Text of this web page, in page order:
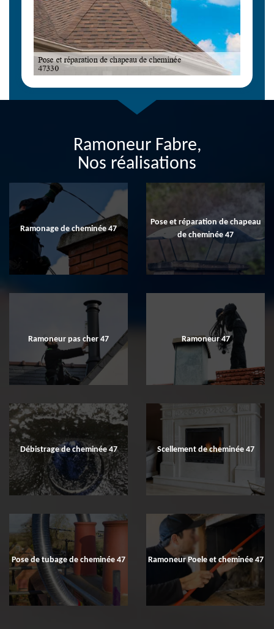
Ramoneur Fabre,
Nos réalisations
Ramonage de cheminée 47
Pose et réparation de chapeau
de cheminée 47
Ramoneur pas cher 47 Ramoneur 47
Débistrage de cheminée 47 Scellement de cheminée 47
Pose de tubage de cheminée 47 Ramoneur Poele et cheminée 47